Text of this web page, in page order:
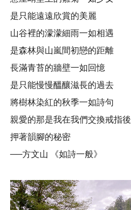
是只能遠遠欣賞的美麗
山谷裡的濛濛細雨一如相遇
是森林與山嵐間初戀的距離
長滿青苔的牆壁一如回憶
是只能慢慢醞釀滋長的過去
將樹林染紅的秋季一如詩句
親愛的那是我在我們交換戒指後
押著韻腳的秘密
──方文山 《如詩一般》